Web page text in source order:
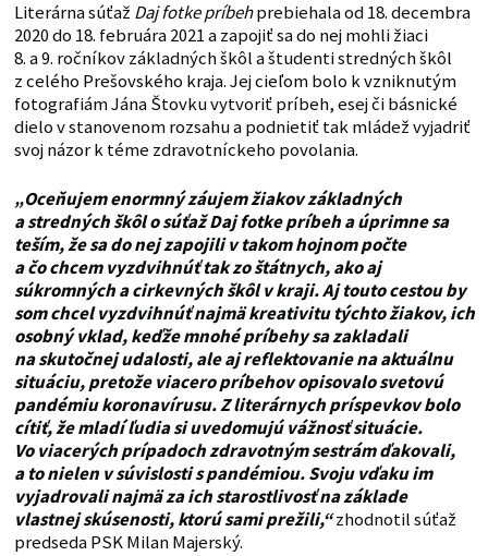
Literárna súťaž Daj fotke príbehprebiehala od 18. decembra
2020 do 18. februára 2021 a zapojiť sa do nej mohli žiaci
8. a 9. ročníkov základných škôl a študenti stredných škôl
z celého Prešovského kraja. Jej cieľom bolo k vzniknutým
fotografiám Jána Štovku vytvoriť príbeh, esej či básnické
dielo v stanovenom rozsahu a podnietiť tak mládež vyjadriť
svoj názor k téme zdravotníckeho povolania.
„Oceňujem enormný záujem žiakov základných
a stredných škôl o súťaž Daj fotke príbeh a úprimne sa
teším, že sa do nej zapojili v takom hojnom počte
a čo chcem vyzdvihnúť tak zo štátnych, ako aj
súkromných a cirkevných škôl v kraji. Aj touto cestou by
som chcel vyzdvihnúť najmä kreativitu týchto žiakov, ich
osobný vklad, keďže mnohé príbehy sa zakladali
na skutočnej udalosti, ale aj reflektovanie na aktuálnu
situáciu, pretože viacero príbehov opisovalo svetovú
pandémiu koronavírusu. Z literárnych príspevkov bolo
cítiť, že mladí ľudia si uvedomujú vážnosť situácie.
Vo viacerých prípadoch zdravotným sestrám ďakovali,
a to nielen v súvislosti s pandémiou. Svoju vďaku im
vyjadrovali najmä za ich starostlivosť na základe
vlastnej skúsenosti, ktorú sami prežili,“zhodnotil súťaž
predseda PSK Milan Majerský.